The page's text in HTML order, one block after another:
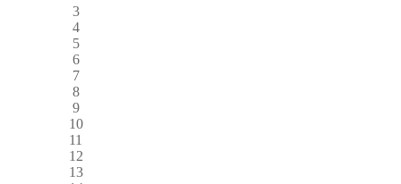
3
4
5
6
7
8
9
10
11
12
13